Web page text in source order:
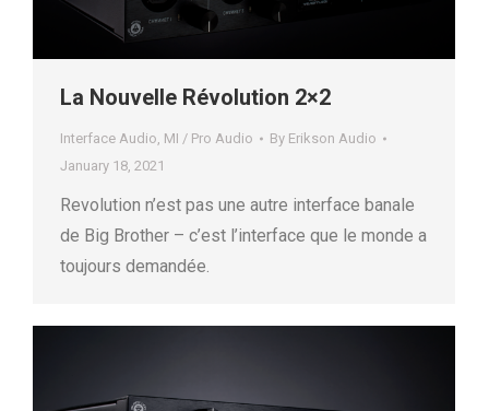
La Nouvelle Révolution 2×2
Interface Audio, MI / Pro Audio By Erikson Audio
January 18, 2021
Revolution n’est pas une autre interface banale
de Big Brother – c’est l’interface que le monde a
toujours demandée.